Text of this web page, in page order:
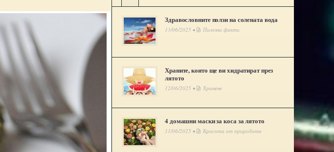
Здравословните ползи на солената вода
13/06/2025 • Полезни факти
Храните, които ще ви хидратират през
лятото
12/06/2025 • Хранене
4 домашни маски за коса за лятото
11/06/2025 • Красота от природата